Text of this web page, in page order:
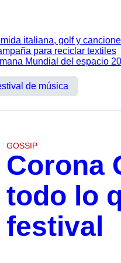
italiana, golf y
para reciclar textiles
Mundial del espacio
de música
GOSSIP
Corona
todo lo
festival